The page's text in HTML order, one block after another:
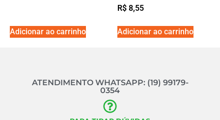
Adicionar ao carrinho
R$ 8,55
Adicionar ao carrinho
ATENDIMENTO WHATSAPP: (19) 99179-
0354